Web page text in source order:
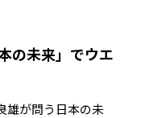
の未来」でウエ
雄が問う日本の未